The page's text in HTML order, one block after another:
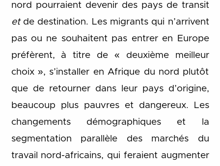
nord pourraient devenir des pays de transit
et de destination. Les migrants qui n’arrivent
pas ou ne souhaitent pas entrer en Europe
préfèrent, à titre de « deuxième meilleur
choix », s’installer en Afrique du nord plutôt
que de retourner dans leur pays d’origine,
beaucoup plus pauvres et dangereux. Les
changements démographiques et la
segmentation parallèle des marchés du
travail nord-africains, qui feraient augmenter